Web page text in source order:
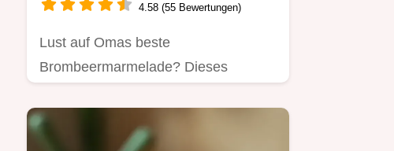
4.58 (55 Bewertungen)
Lust auf Omas beste
Brombeermarmelade? Dieses
ist der Hit!